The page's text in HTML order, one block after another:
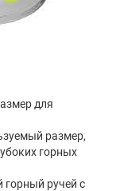
для
размер,
горных
горный ручей с